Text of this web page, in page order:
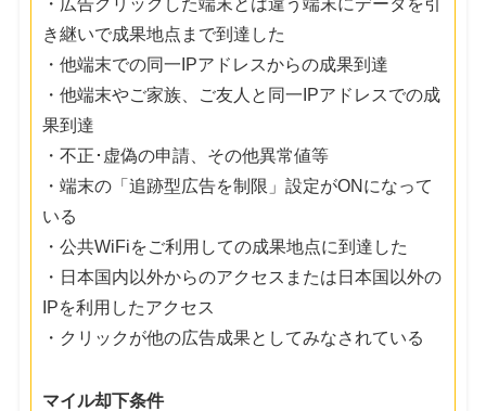
・広告クリックした端末とは違う端末にデータを引
き継いで成果地点まで到達した
・他端末での同一IPアドレスからの成果到達
・他端末やご家族、ご友人と同一IPアドレスでの成
果到達
・不正･虚偽の申請、その他異常値等
・端末の「追跡型広告を制限」設定がONになって
いる
・公共WiFiをご利用しての成果地点に到達した
・日本国内以外からのアクセスまたは日本国以外の
IPを利用したアクセス
・クリックが他の広告成果としてみなされている
マイル却下条件